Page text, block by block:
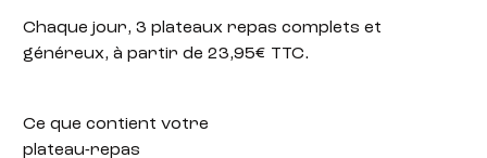
Chaque jour, 3 plateaux repas complets et
généreux, à partir de 23,95€ TTC.
Ce que contient votre
plateau-repas